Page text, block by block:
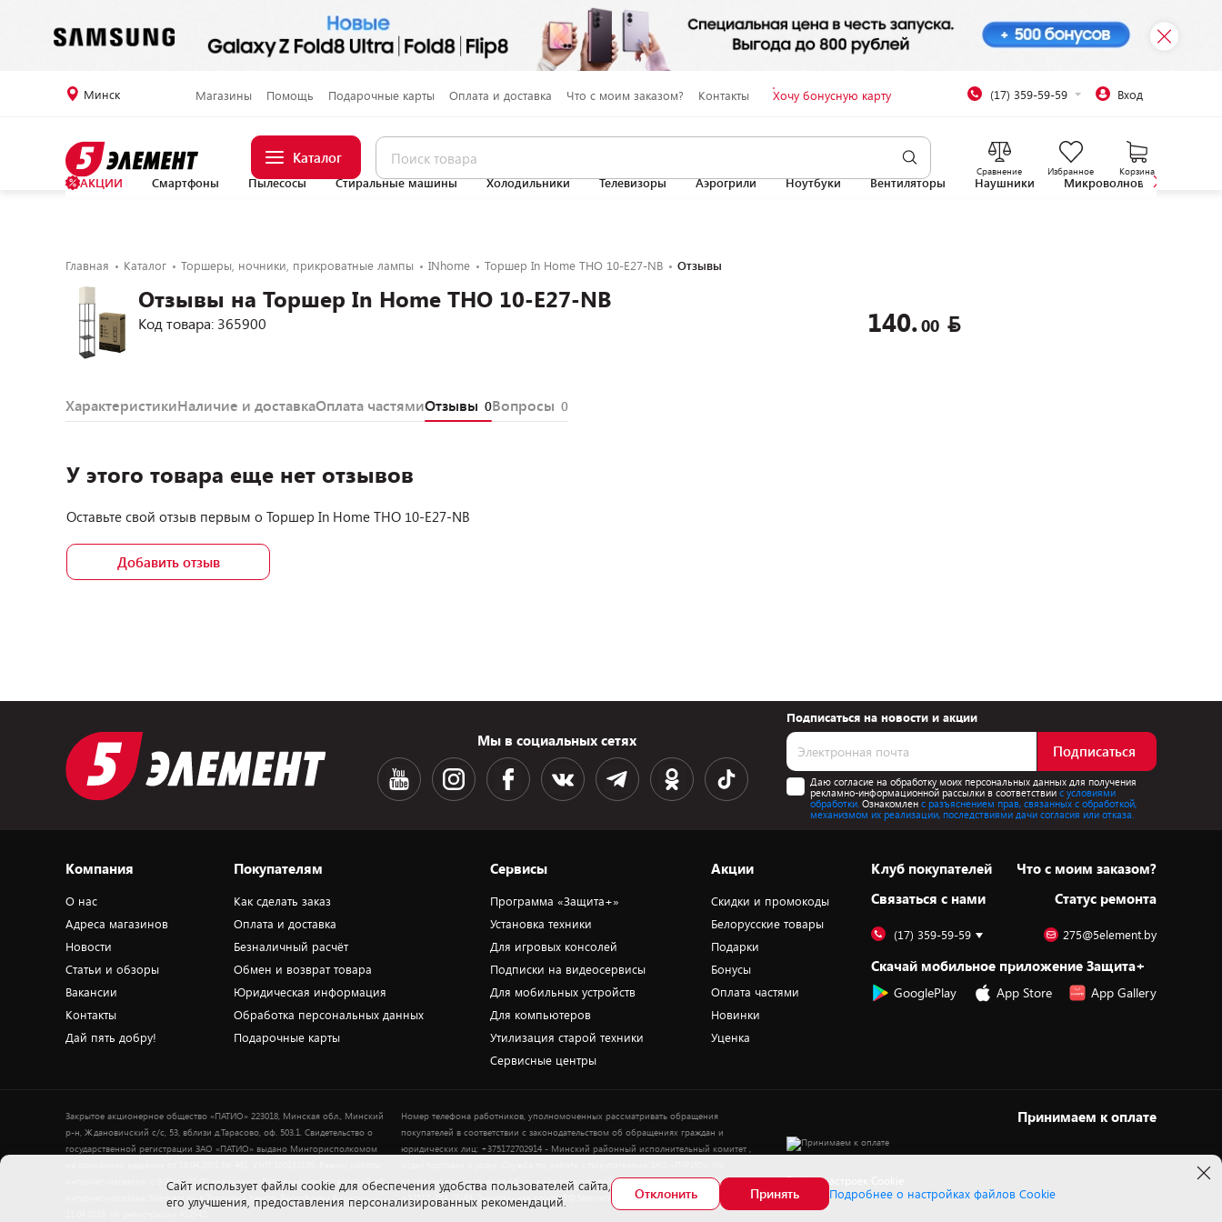
Минск Магазины Помощь Подарочные карты Оплата и доставка Что с моим заказом? Контакты Хочу бонусную карту (17) 359-59-59 Вход
Каталог
Сравнение Избранное Корзина
АКЦИИ Смартфоны Пылесосы Стиральные машины Холодильники Телевизоры Аэрогрили Ноутбуки Вентиляторы Наушники Микроволновые печи
Главная Каталог Торшеры, ночники, прикроватные лампы INhome Торшер In Home ТНО 10-Е27-NB Отзывы
Отзывы на Торшер In Home ТНО 10-Е27-NB
Код товара: 365900 140.00
ХарактеристикиНаличие и доставкаОплата частямиОтзывы 0Вопросы 0
У этого товара еще нет отзывов
Оставьте свой отзыв первым о Торшер In Home ТНО 10-Е27-NB
Добавить отзыв
Мы в социальных сетях
Подписаться на новости и акции
Подписаться
Даю согласие на обработку моих персональных данных для получения
рекламно-информационной рассылки в соответствиис условиями
обработки. Ознакомлен с разъяснением прав, связанных с обработкой,
механизмом их реализации, последствиями дачи согласия или отказа.
Компания
О нас
Адреса магазинов
Новости
Статьи и обзоры
Вакансии
Контакты
Дай пять добру!
Покупателям
Как сделать заказ
Оплата и доставка
Безналичный расчёт
Обмен и возврат товара
Юридическая информация
Обработка персональных данных
Подарочные карты
Сервисы
Программа «Защита+»
Установка техники
Для игровых консолей
Подписки на видеосервисы
Для мобильных устройств
Для компьютеров
Утилизация старой техники
Сервисные центры
Акции
Скидки и промокоды
Белорусские товары
Подарки
Бонусы
Оплата частями
Новинки
Уценка
Клуб покупателей
Cвязаться с нами
Что с моим заказом?
Статус ремонта
(17) 359-59-59 275@5element.by
Скачай мобильное приложение Защита+
GooglePlay App Store App Gallery
Закрытое акционерное общество «ПАТИО» 223018, Минская обл., Минский
р-н, Ждановичский с/с, 53, вблизи д.Тарасово, оф. 503.1. Свидетельство о
государственной регистрации ЗАО «ПАТИО» выдано Мингорисполкомом
интернет-магазина: с 9.00 до 21.00 ежедневно. Дата включения сведений об
интернет-магазине 5element.by в Торговый реестр Республики Беларусь -
Номер телефона работников, уполномоченных рассматривать обращения
покупателей в соответствии с законодательством об обращениях граждан и
юридических лиц: +375172702914 - Минский районный исполнительный комитет ,
вопросам рассмотрения обращения покупателей о нарушении их прав): Тел.:
+37517-359-23-83. Электронная почта: 5@5element.by
Принимаем к оплате
Выбор настроек Cookie
Cайт использует файлы cookie для обеспечения удобства пользователей сайта,
его улучшения, предоставления персонализированных рекомендаций.
Отклонить Принять Подробнее о настройках файлов Cookie